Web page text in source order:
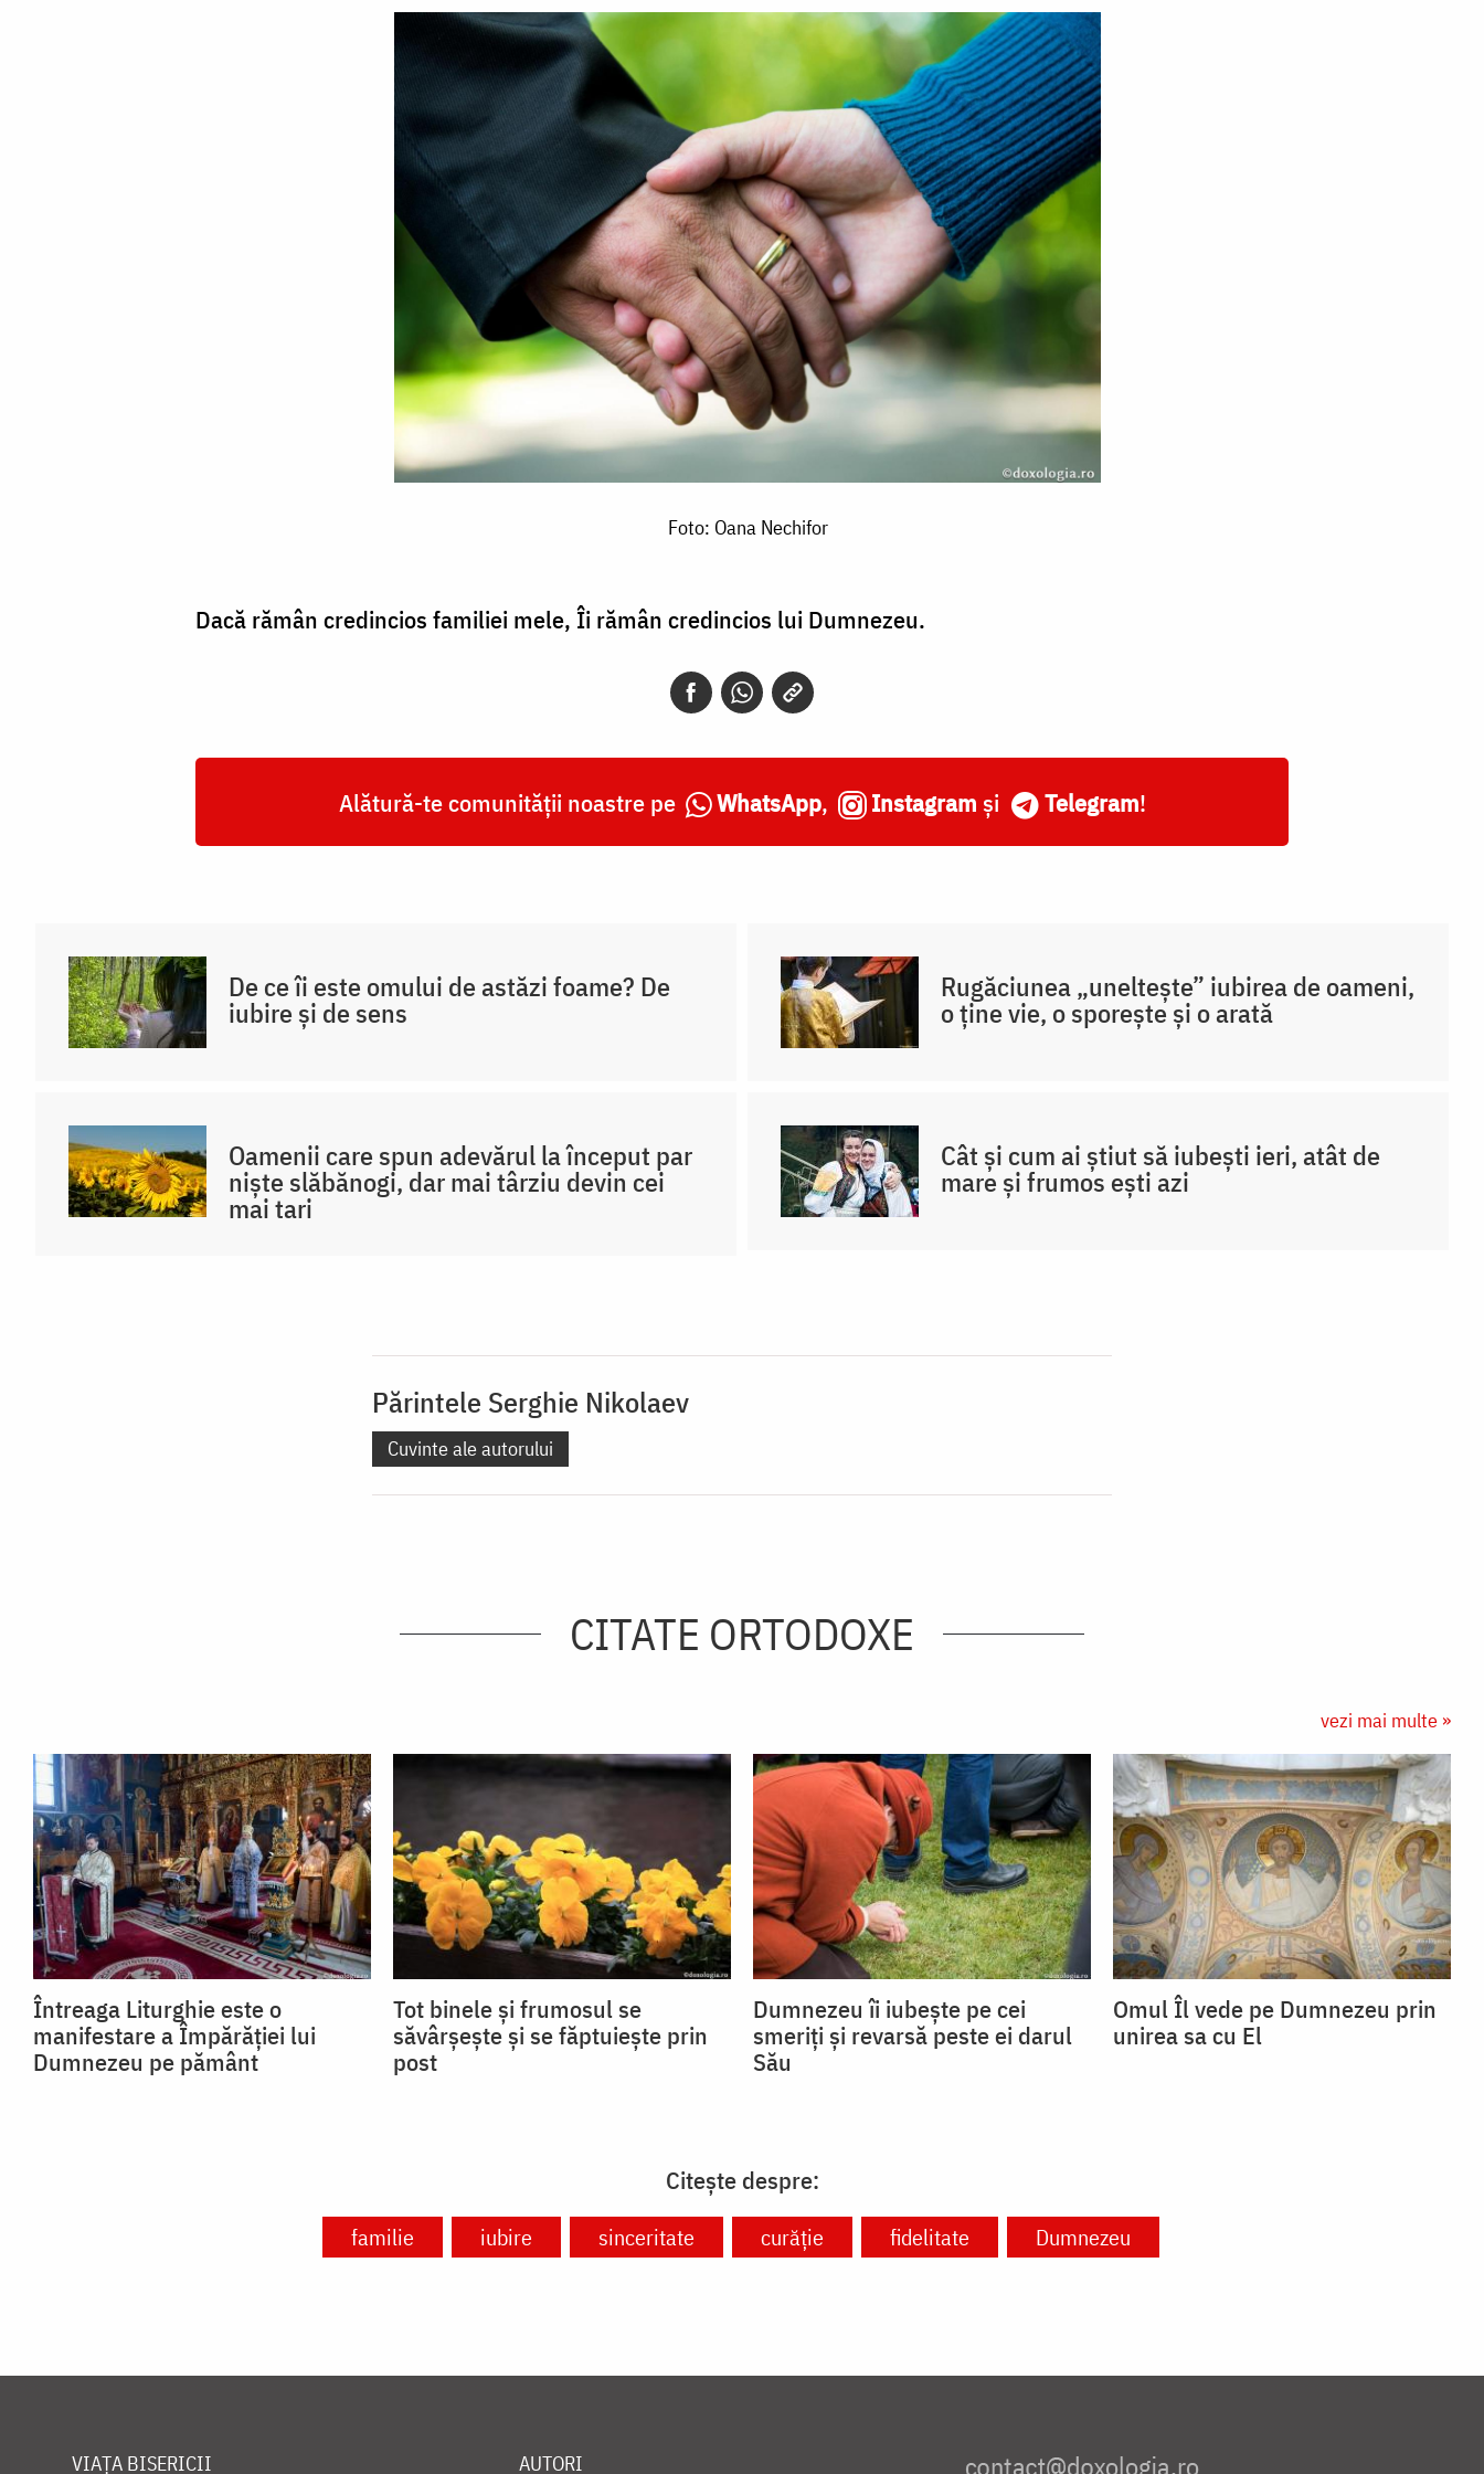
Foto: Oana Nechifor
Dacă rămân credincios familiei mele, Îi rămân credincios lui Dumnezeu.
Alătură-te comunității noastre pe WhatsApp, Instagram și Telegram!
De ce îi este omului de astăzi foame? De
iubire și de sens
Rugăciunea „uneltește” iubirea de oameni,
o ține vie, o sporește și o arată
Oamenii care spun adevărul la început par
niște slăbănogi, dar mai târziu devin cei
mai tari
Cât și cum ai știut să iubești ieri, atât de
mare și frumos ești azi
Părintele Serghie Nikolaev
Cuvinte ale autorului
CITATE ORTODOXE
vezi mai multe »
Întreaga Liturghie este o
manifestare a Împărăției lui
Dumnezeu pe pământ
Tot binele și frumosul se
săvârșește și se făptuiește prin
post
Dumnezeu îi iubește pe cei
smeriți și revarsă peste ei darul
Său
Omul Îl vede pe Dumnezeu prin
unirea sa cu El
Citește despre:
familie iubire sinceritate curăție fidelitate Dumnezeu
VIAȚA BISERICII AUTORI